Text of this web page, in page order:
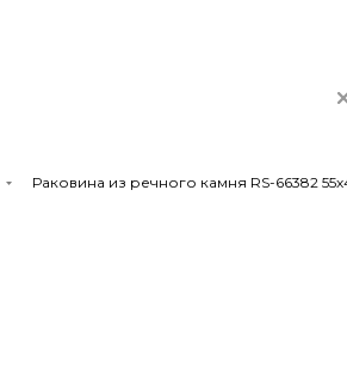
Раковина из речного камня RS-66382